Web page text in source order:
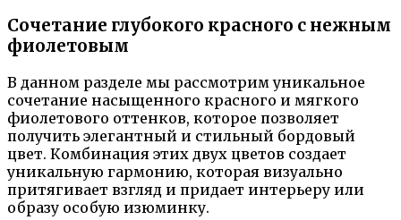
Сочетание глубокого красного с нежным
фиолетовым
В данном разделе мы рассмотрим уникальное
сочетание насыщенного красного и мягкого
фиолетового оттенков, которое позволяет
получить элегантный и стильный бордовый
цвет. Комбинация этих двух цветов создает
уникальную гармонию, которая визуально
притягивает взгляд и придает интерьеру или
образу особую изюминку.